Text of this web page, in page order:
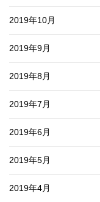
2019年10月
2019年9月
2019年8月
2019年7月
2019年6月
2019年5月
2019年4月